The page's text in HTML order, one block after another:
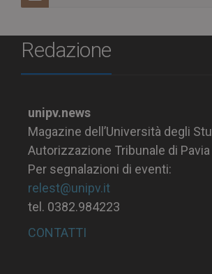
Redazione
unipv.news
Magazine dell’Università degli
Autorizzazione Tribunale di
Per segnalazioni di eventi:
relest@unipv.it
tel. 0382.984223
CONTATTI